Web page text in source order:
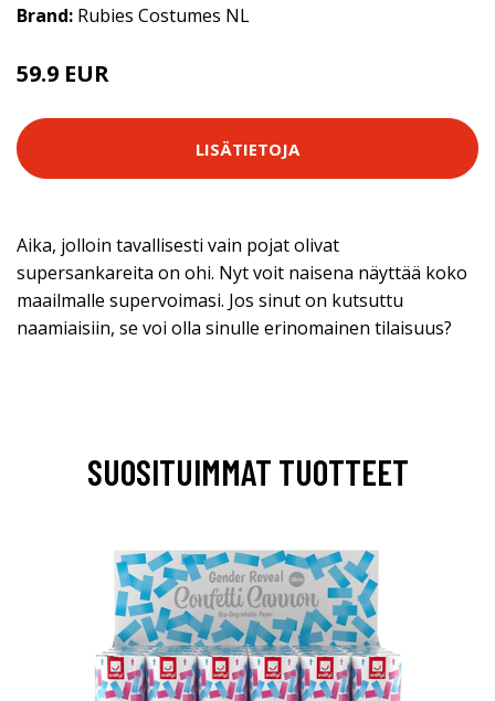
Brand: Rubies Costumes NL
59.9 EUR
LISÄTIETOJA
Aika, jolloin tavallisesti vain pojat olivat
supersankareita on ohi. Nyt voit naisena näyttää koko
maailmalle supervoimasi. Jos sinut on kutsuttu
naamiaisiin, se voi olla sinulle erinomainen tilaisuus?
SUOSITUIMMAT TUOTTEET